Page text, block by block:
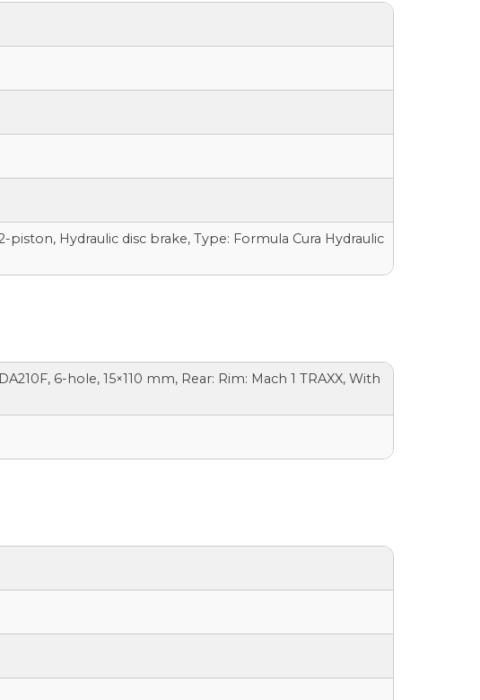
piston, Hydraulic disc brake, Type: Formula Cura Hydraulic
6-hole, 15×110 mm, Rear: Rim: Mach 1 TRAXX, With